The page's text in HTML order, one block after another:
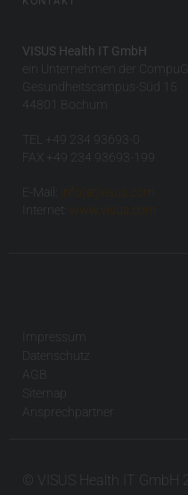
VISUS Health IT GmbH
ein Unternehmen der
Gesundheitscampus-Süd 15
44801 Bochum
TEL +49 234 93693-0
FAX +49 234 93693-199
E-Mail:
info(at)visus.com
Internet:
www.visus.com
Impressum
Datenschutz
AGB
Sitemap
Ansprechpartner
© VISUS Health IT GmbH